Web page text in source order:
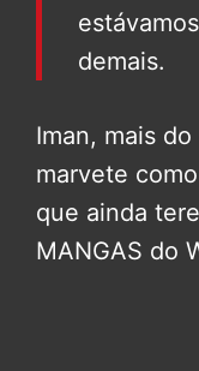
demais.
Iman, mais
marvete
que ainda
MANGAS do